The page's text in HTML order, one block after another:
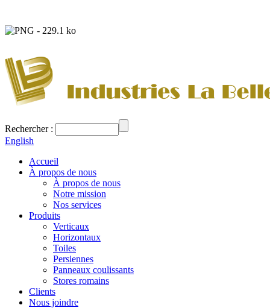
Rechercher :
English
Accueil
À propos de nous
À propos de nous
Notre mission
Nos services
Produits
Verticaux
Horizontaux
Toiles
Persiennes
Panneaux coulissants
Stores romains
Clients
Nous joindre